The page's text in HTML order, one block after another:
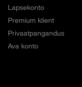
Lapsekonto
Premium klient
Privaatpangandus
Ava konto